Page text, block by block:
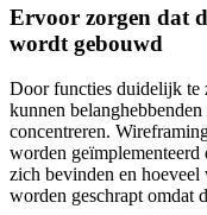
Ervoor zorgen dat
wordt gebouwd
Door functies duidelijk te
kunnen
concentreren.
worden geïmplementeerd
zich bevinden en
worden geschrapt omdat